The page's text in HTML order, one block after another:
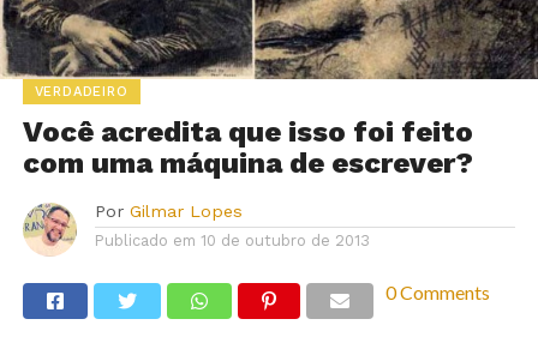
VERDADEIRO
Você acredita que isso foi feito
com uma máquina de escrever?
Por Gilmar Lopes
Publicado em 10 de outubro de 2013
0 Comments